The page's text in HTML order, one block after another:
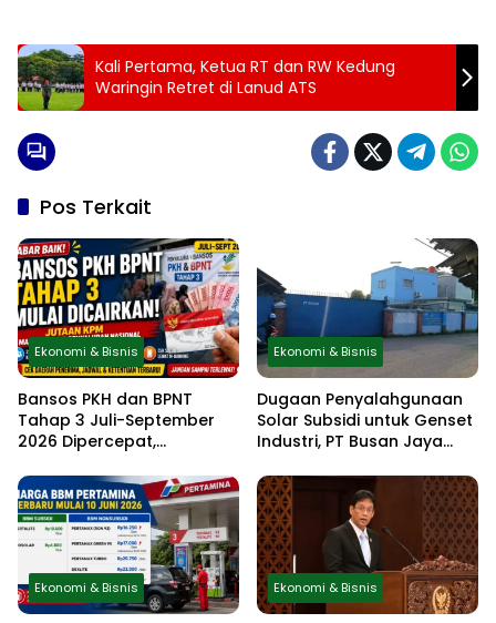
Kali Pertama, Ketua RT dan RW Kedung
Waringin Retret di Lanud ATS
Pos Terkait
Ekonomi & Bisnis
Bansos PKH dan BPNT
Tahap 3 Juli-September
2026 Dipercepat,
Resmi, Cek Daftar Daerah
dan Jadwal Pencairan
Ekonomi & Bisnis
Dugaan Penyalahgunaan
Solar Subsidi untuk Genset
Industri, PT Busan Jaya
Liter BBM
Ekonomi & Bisnis Ekonomi & Bisnis